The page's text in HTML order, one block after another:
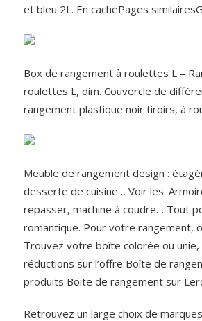
et bleu 2L. En cachePages
Box de rangement à roulettes L –
roulettes L, dim. Couvercle de
rangement plastique noir tiroirs, à
Meuble de rangement design :
desserte de cuisine… Voir les.
repasser, machine à coudre… Tout
romantique. Pour votre rangement,
Trouvez votre boîte colorée ou
réductions sur l’offre Boîte de
produits Boite de rangement sur
Retrouvez un large choix de